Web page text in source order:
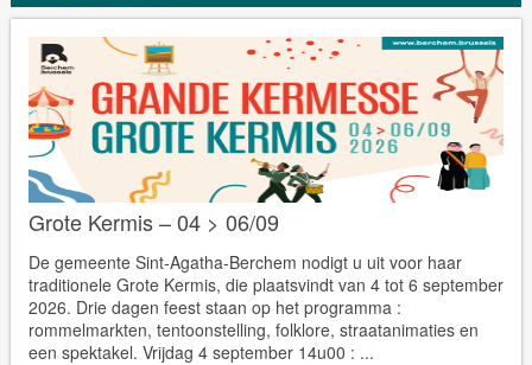
Grote Kermis – 04 > 06/09
De gemeente Sint-Agatha-Berchem nodigt u uit voor haar
traditionele Grote Kermis, die plaatsvindt van 4 tot 6 september
2026. Drie dagen feest staan op het programma :
rommelmarkten, tentoonstelling, folklore, straatanimaties en
een spektakel. Vrijdag 4 september 14u00 : ...